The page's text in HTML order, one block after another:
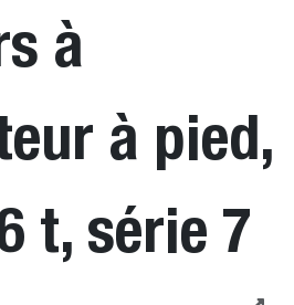
à
à pied,
t, série 7